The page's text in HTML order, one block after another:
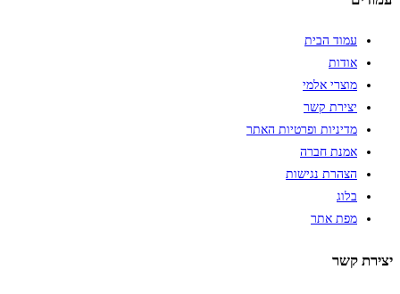
עמוד הבית
אודות
מוצרי אלמי
יצירת קשר
מדיניות ופרטיות האתר
אמנת חברה
הצהרת נגישות
בלוג
מפת אתר
יצירת קשר